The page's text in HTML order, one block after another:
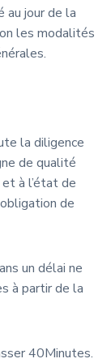
jour de la
les modalités
la diligence
de qualité
à l’état de
de
un délai ne
à partir de la
40Minutes.